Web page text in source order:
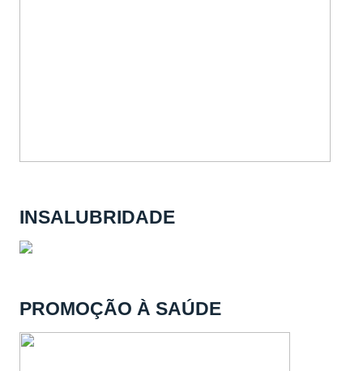
INSALUBRIDADE
PROMOÇÃO À SAÚDE